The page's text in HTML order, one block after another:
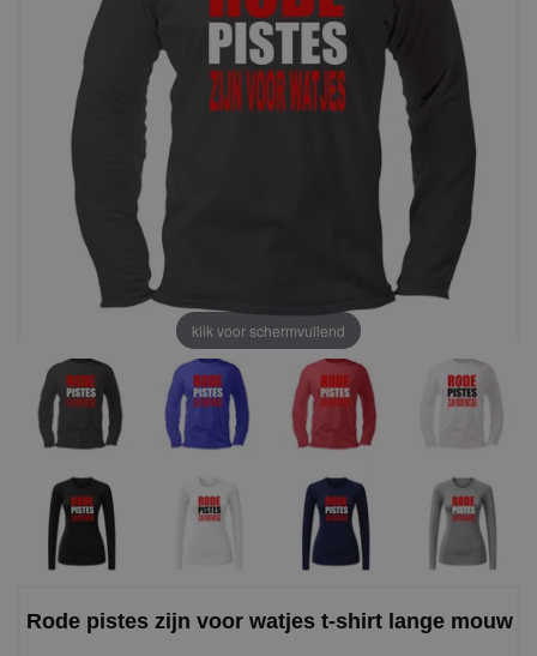
klik voor schermvullend
Rode pistes zijn voor watjes t-shirt lange mouw